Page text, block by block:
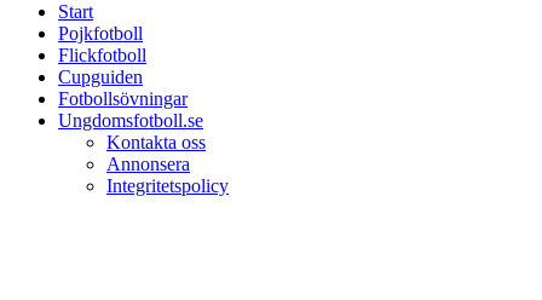
Start
Pojkfotboll
Flickfotboll
Cupguiden
Fotbollsövningar
Ungdomsfotboll.se
Kontakta oss
Annonsera
Integritetspolicy